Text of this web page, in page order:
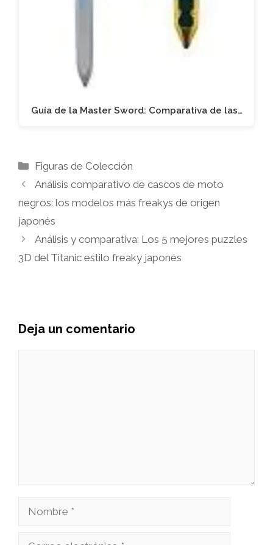
Guía de la Master Sword: Comparativa de las…
Categorías
Figuras de Colección
Análisis comparativo de cascos de moto
negros: los modelos más freakys de origen
japonés
Análisis y comparativa: Los 5 mejores puzzles
3D del Titanic estilo freaky japonés
Deja un comentario
Nombre
Correo